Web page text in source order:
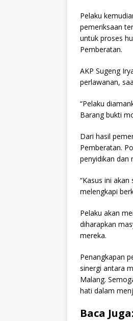
Pelaku
pemeriksaan
untuk proses
Pemberatan.
AKP Sugeng
perlawanan,
“Pelaku
Barang bukti
Dari hasil
Pemberatan.
penyidikan dan
“Kasus ini
melengkapi
Pelaku akan
diharapkan
mereka.
Penangkapan
sinergi antara
Malang.
hati dalam
Baca Juga: